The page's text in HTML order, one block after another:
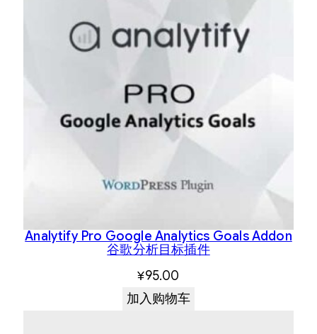
Analytify Pro Google Analytics Goals Addon
谷歌分析目标插件
¥95.00
加入购物车